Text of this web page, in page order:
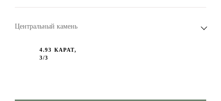
Центральный камень
4.93 КАРАТ,
3/3